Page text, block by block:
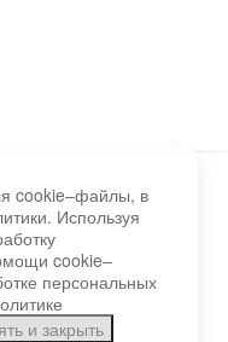
cookie–файлы, в
Используя
cookie–
персональных
и закрыть